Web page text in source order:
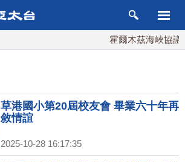
霍爾木茲海峽協議
草港國小第20屆校友會 畢業六十年再
敘情誼
2025-10-28 16:17:35